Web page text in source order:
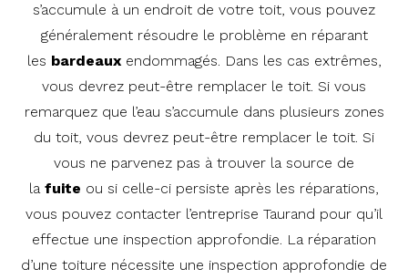
s’accumule à un endroit de votre toit, vous pouvez
généralement résoudre le problème en réparant
les bardeaux endommagés. Dans les cas extrêmes,
vous devrez peut-être remplacer le toit. Si vous
remarquez que l’eau s’accumule dans plusieurs zones
du toit, vous devrez peut-être remplacer le toit. Si
vous ne parvenez pas à trouver la source de
la fuite ou si celle-ci persiste après les réparations,
vous pouvez contacter l’entreprise Taurand pour qu’il
effectue une inspection approfondie. La réparation
d’une toiture nécessite une inspection approfondie de